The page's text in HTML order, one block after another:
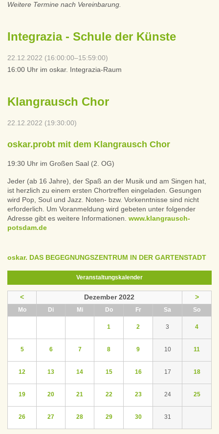
Weitere Termine nach Vereinbarung.
Integrazia - Schule der Künste
22.12.2022 (16:00:00–15:59:00)
16:00 Uhr im oskar. Integrazia-Raum
Klangrausch Chor
22.12.2022 (19:30:00)
oskar.probt mit dem Klangrausch Chor
19:30 Uhr im Großen Saal (2. OG)
Jeder (ab 16 Jahre), der Spaß an der Musik und am Singen hat,
ist herzlich zu einem ersten Chortreffen eingeladen. Gesungen
wird Pop, Soul und Jazz. Noten- bzw. Vorkenntnisse sind nicht
erforderlich. Um Voranmeldung wird gebeten unter folgender
Adresse gibt es weitere Informationen. www.klangrausch-
potsdam.de
oskar. DAS BEGEGNUNGSZENTRUM IN DER GARTENSTADT
Veranstaltungskalender
< Dezember 2022 >
Montag Dienstag Mittwoch DonnerstagFreitag Sa Sonntag
1 2 3 4
5 6 7 8 9 10 11
12 13 14 15 16 17 18
19 20 21 22 23 24 25
26 27 28 29 30 31